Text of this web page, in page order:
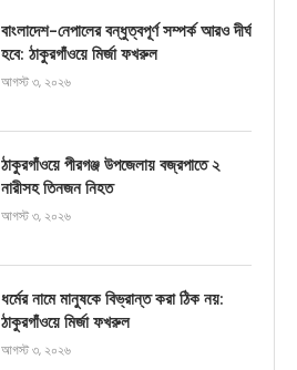
বাংলাদেশ-নেপালের বন্ধুত্বপূর্ণ সম্পর্ক আরও দীর্ঘ
হবে: ঠাকুরগাঁওয়ে মির্জা ফখরুল
আগস্ট ৩, ২০২৬
ঠাকুরগাঁওয়ে পীরগঞ্জ উপজেলায় বজ্রপাতে ২
নারীসহ তিনজন নিহত
আগস্ট ৩, ২০২৬
ধর্মের নামে মানুষকে বিভ্রান্ত করা ঠিক নয়:
ঠাকুরগাঁওয়ে মির্জা ফখরুল
আগস্ট ৩, ২০২৬